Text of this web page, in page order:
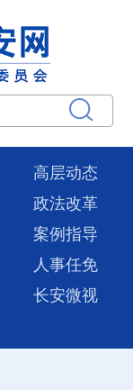
高层动态
政法改革
案例指导
人事任免
长安微视